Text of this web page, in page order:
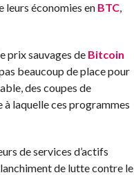
leurs économies en BTC,
prix sauvages de Bitcoin
beaucoup de place pour
des coupes de
laquelle ces programmes
de services d’actifs
de lutte contre le